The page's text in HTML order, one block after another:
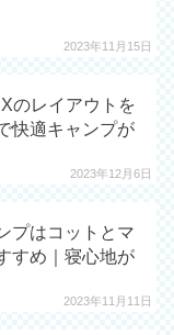
2023年11月15日
2023年12月6日
のレイアウトを
快適キャンプが
2023年11月11日
プはコットとマ
すめ｜寝心地が